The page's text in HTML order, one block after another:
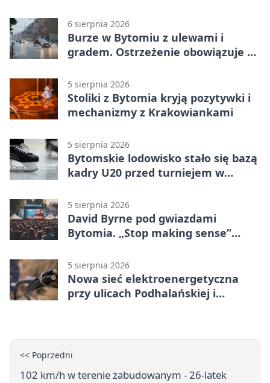
6 sierpnia 2026
Burze w Bytomiu z ulewami i
gradem. Ostrzeżenie obowiązuje do
5 sierpnia 2026
Stoliki z Bytomia kryją pozytywki i
mechanizmy z Krakowiankami
5 sierpnia 2026
Bytomskie lodowisko stało się bazą
kadry U20 przed turniejem w
5 sierpnia 2026
David Byrne pod gwiazdami
Bytomia. „Stop making sense”
5 sierpnia 2026
Nowa sieć elektroenergetyczna
przy ulicach Podhalańskiej i
<< Poprzedni
102 km/h w terenie zabudowanym - 26-latek